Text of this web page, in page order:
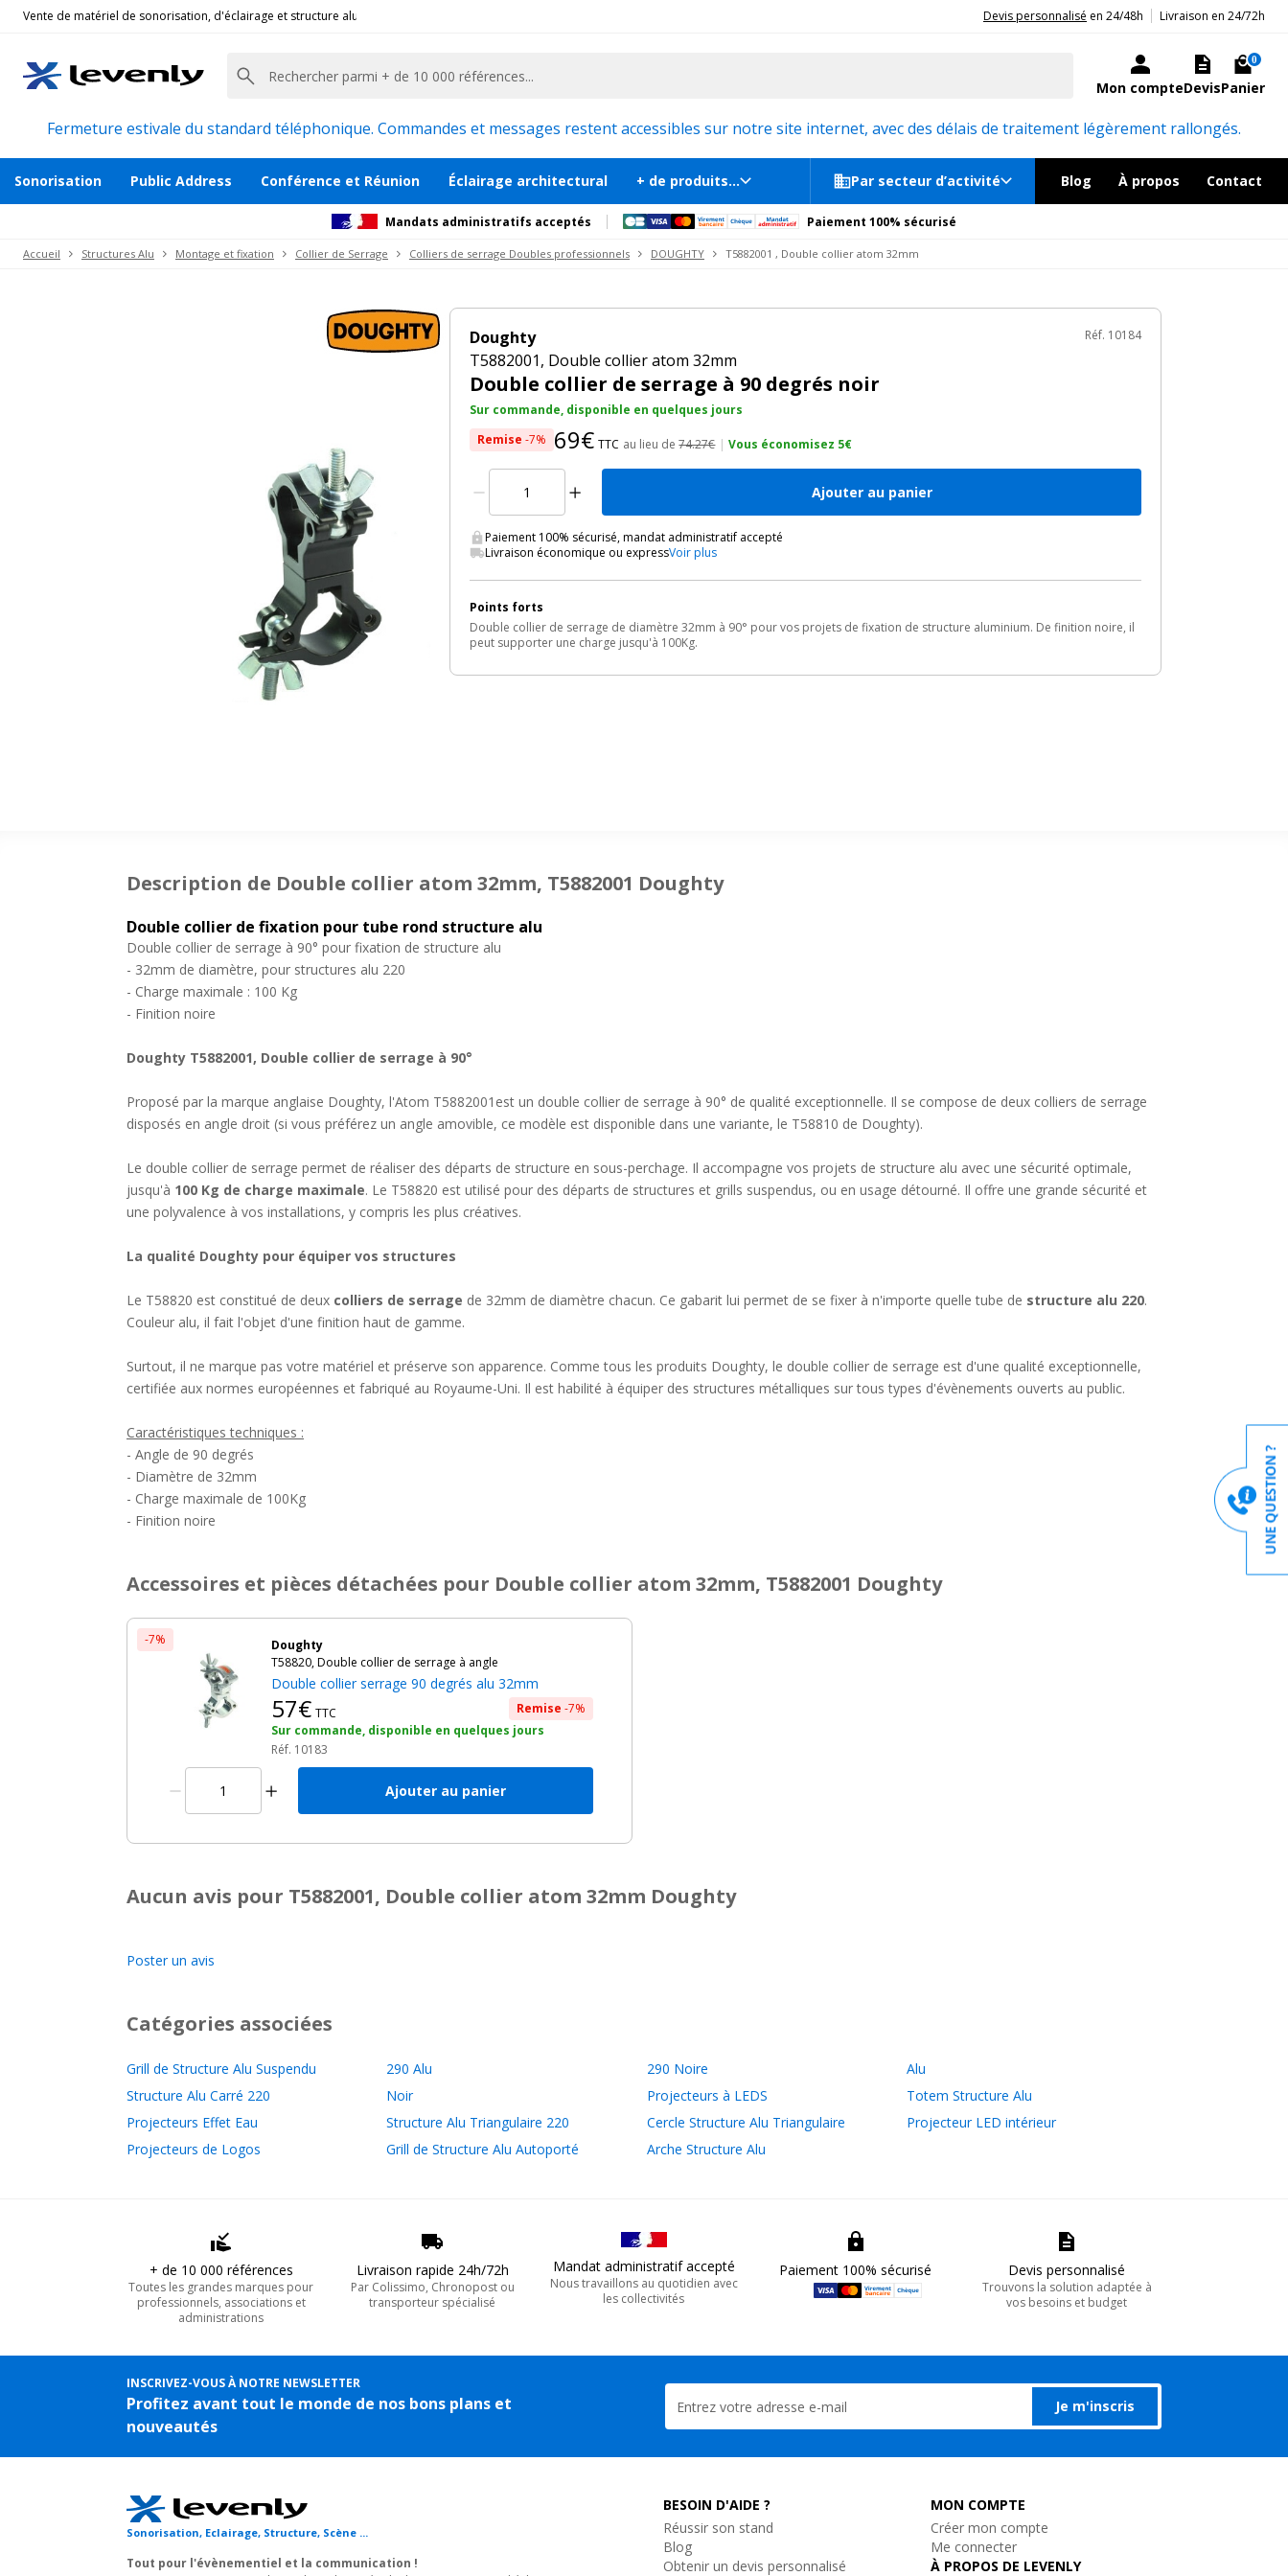
Vente de matériel de sonorisation, d'éclairage et structure alu pour l'évènementiel et la communication, stand exposition, scène, podium et estrade, etc. | 20ans d'expérience aux côtés des professionnels et acteurs publics.
Devis personnalisé en 24/48h Livraison en 24/72h
Mon compteDevisPanier
0
Fermeture estivale du standard téléphonique. Commandes et messages restent accessibles sur notre site internet, avec des délais de traitement légèrement rallongés.
Sonorisation Public Address Conférence et Réunion Éclairage architectural + de produits... Par secteur d’activité Blog À propos Contact
Mandats administratifs acceptés Paiement 100% sécurisé
Accueil Structures Alu Montage et fixation Collier de Serrage Colliers de serrage Doubles professionnels DOUGHTY T5882001 , Double collier atom 32mm
Doughty
T5882001, Double collier atom 32mm
Double collier de serrage à 90 degrés noir
Réf. 10184
Sur commande, disponible en quelques jours
Remise -7% 69€ TTC au lieu de74.27€ |Vous économisez 5€
Ajouter au panier
Paiement 100% sécurisé, mandat administratif accepté
Livraison économique ou expressVoir plus
Points forts
Double collier de serrage de diamètre 32mm à 90° pour vos projets de fixation de structure aluminium. De finition noire, il
peut supporter une charge jusqu'à 100Kg.
Description de Double collier atom 32mm, T5882001 Doughty
Double collier de fixation pour tube rond structure alu
Double collier de serrage à 90° pour fixation de structure alu
- 32mm de diamètre, pour structures alu 220
- Charge maximale : 100 Kg
- Finition noire
Doughty T5882001, Double collier de serrage à 90°
Proposé par la marque anglaise Doughty, l'Atom T5882001est un double collier de serrage à 90° de qualité exceptionnelle. Il se compose de deux colliers de serrage
disposés en angle droit (si vous préférez un angle amovible, ce modèle est disponible dans une variante, le T58810 de Doughty).
Le double collier de serrage permet de réaliser des départs de structure en sous-perchage. Il accompagne vos projets de structure alu avec une sécurité optimale,
jusqu'à 100 Kg de charge maximale. Le T58820 est utilisé pour des départs de structures et grills suspendus, ou en usage détourné. Il offre une grande sécurité et
une polyvalence à vos installations, y compris les plus créatives.
La qualité Doughty pour équiper vos structures
Le T58820 est constitué de deux colliers de serrage de 32mm de diamètre chacun. Ce gabarit lui permet de se fixer à n'importe quelle tube de structure alu 220.
Couleur alu, il fait l'objet d'une finition haut de gamme.
Surtout, il ne marque pas votre matériel et préserve son apparence. Comme tous les produits Doughty, le double collier de serrage est d'une qualité exceptionnelle,
certifiée aux normes européennes et fabriqué au Royaume-Uni. Il est habilité à équiper des structures métalliques sur tous types d'évènements ouverts au public.
Caractéristiques techniques :
- Angle de 90 degrés
- Diamètre de 32mm
- Charge maximale de 100Kg
- Finition noire
Accessoires et pièces détachées pour Double collier atom 32mm, T5882001 Doughty
-7%
Doughty
T58820, Double collier de serrage à angle
Double collier serrage 90 degrés alu 32mm
Remise -7%
57€ TTC
Sur commande, disponible en quelques jours
Réf. 10183
Ajouter au panier
Aucun avis pour T5882001, Double collier atom 32mm Doughty
Poster un avis
Catégories associées
Grill de Structure Alu Suspendu 290 Alu 290 Noire
Alu
Structure Alu Carré 220
Noir Projecteurs à LEDS
Totem Structure Alu
Projecteurs Effet Eau
Structure Alu Triangulaire 220 Cercle Structure Alu Triangulaire
Projecteur LED intérieur
Projecteurs de Logos
Grill de Structure Alu Autoporté Arche Structure Alu
+ de 10 000 références
Toutes les grandes marques pour
professionnels, associations et
administrations
Livraison rapide 24h/72h
Par Colissimo, Chronopost ou
transporteur spécialisé
Mandat administratif accepté
Nous travaillons au quotidien avec
les collectivités
Paiement 100% sécurisé Devis personnalisé
Trouvons la solution adaptée à
vos besoins et budget
INSCRIVEZ-VOUS À NOTRE NEWSLETTER
Profitez avant tout le monde de nos bons plans et
nouveautés
Je m'inscris
Sonorisation, Eclairage, Structure, Scène ...
Tout pour l'évènementiel et la communication !
BESOIN D'AIDE ?
Réussir son stand
Blog
Obtenir un devis personnalisé
MON COMPTE
Créer mon compte
Me connecter
À PROPOS DE LEVENLY